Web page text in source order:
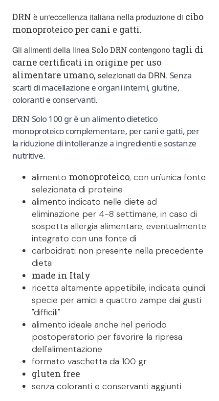
DRN è un'eccellenza italiana nella produzione di cibo
monoproteico per cani e gatti.
Gli alimenti della linea Solo DRN contengono tagli di
carne certificati in origine per uso
alimentare umano, selezionati da DRN. Senza
scarti di macellazione e organi interni, glutine,
coloranti e conservanti.
DRN Solo 100 gr è un alimento dietetico
monoproteico complementare, per cani e gatti, per
la riduzione di intolleranze a ingredienti e sostanze
nutritive.
alimento monoproteico, con un'unica fonte
selezionata di proteine
alimento indicato nelle diete ad
eliminazione per 4-8 settimane, in caso di
sospetta allergia alimentare, eventualmente
integrato con una fonte di
carboidrati non presente nella precedente
dieta
made in Italy
ricetta altamente appetibile, indicata quindi
specie per amici a quattro zampe dai gusti
"difficili"
alimento ideale anche nel periodo
postoperatorio per favorire la ripresa
dell'alimentazione
formato vaschetta da 100 gr
gluten free
senza coloranti e conservanti aggiunti